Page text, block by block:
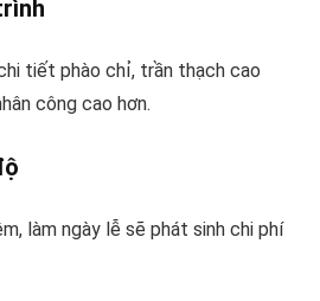
tiết phào chỉ, trần thạch cao
công cao hơn.
làm ngày lễ sẽ phát sinh chi phí